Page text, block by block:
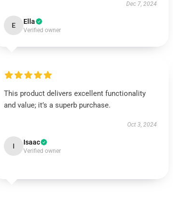
Dec 7, 2024
E Ella
Verified owner
This product delivers excellent functionality
and value; it’s a superb purchase.
Oct 3, 2024
I Isaac
Verified owner